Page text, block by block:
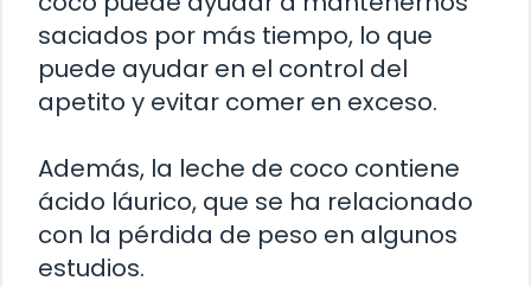
saciados por más tiempo, lo que
puede ayudar en el control del
apetito y evitar comer en exceso.
Además, la leche de coco contiene
ácido láurico, que se ha relacionado
con la pérdida de peso en algunos
estudios.